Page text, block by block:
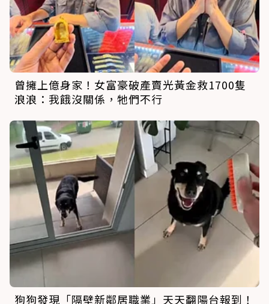
曾擁上億身家！女富豪破產賣光黃金救1700隻
浪浪：我餓沒關係，牠們不行
狗狗發現「隔壁新鄰居職業」天天翻陽台報到！